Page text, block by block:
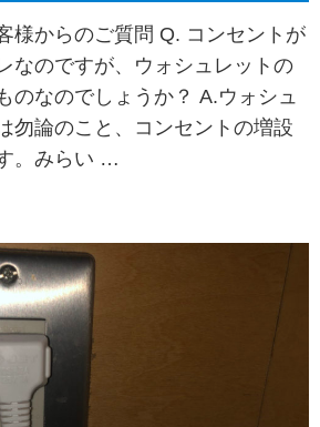
様からのご質問 Q. コンセントが
なのですが、ウォシュレットの
のなのでしょうか？ A.ウォシュ
勿論のこと、コンセントの増設
。みらい …